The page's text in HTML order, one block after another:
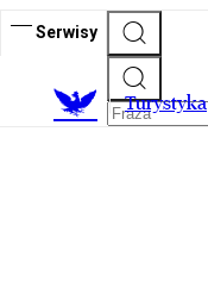
Serwisy
Turystyka